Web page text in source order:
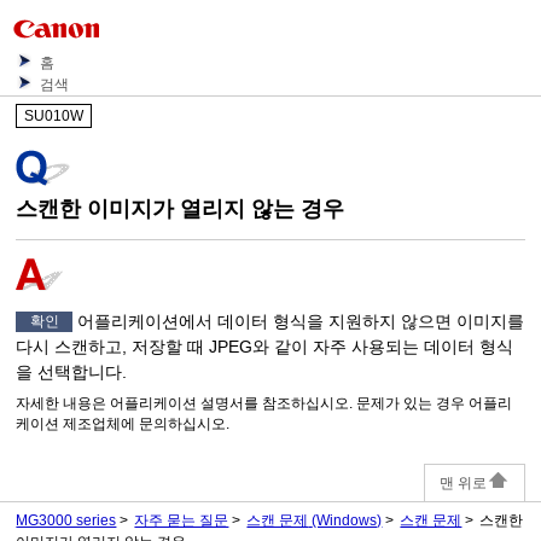
홈
검색
SU010W
스캔한 이미지가 열리지 않는 경우
확인
어플리케이션에서 데이터 형식을 지원하지 않으면 이미지를
다시 스캔하고, 저장할 때JPEG와 같이 자주 사용되는 데이터 형식
을 선택합니다.
자세한 내용은 어플리케이션 설명서를 참조하십시오.
문제가 있는 경우 어플리
케이션 제조업체에 문의하십시오.
맨 위로
MG3000 series 자주 묻는 질문 스캔 문제 (Windows) 스캔 문제
스캔한